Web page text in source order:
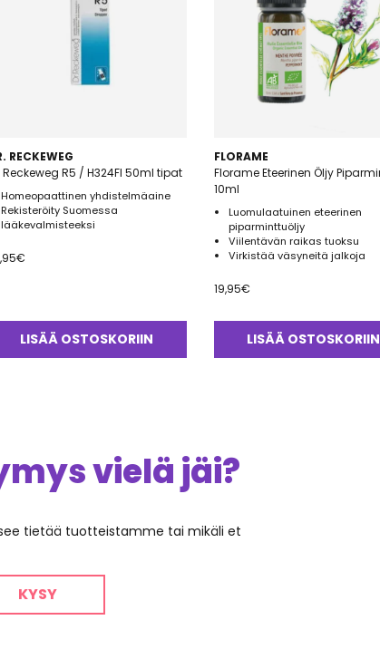
RECKEWEG
Reckeweg R5 / H324FI 50ml tipat
Homeopaattinen yhdistelmäaine
Rekisteröity Suomessa
lääkevalmisteeksi
€
LISÄÄ OSTOSKORIIN
FLORAME
Florame Eteerinen Öljy Piparminttu
10ml
Luomulaatuinen eteerinen
piparminttuöljy
Viilentävän raikas tuoksu
Virkistää väsyneitä jalkoja
19,95€
LISÄÄ OSTOSKORIIN
vielä jäi?
tietää tuotteistamme tai mikäli et
KYSY